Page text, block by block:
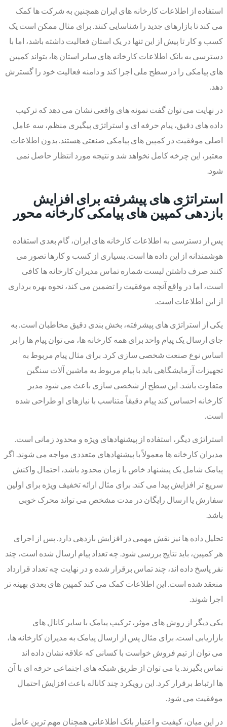
استفاده از اطلاعات کارخانه های ایران همچنین به شرکت ها کمک
می کند تا بازارهای جدید را شناسایی کنند. برای مثال ممکن است یک
کسب و کار تا پیش از این تنها در یک استان فعالیت داشته باشد، اما با
دسترسی به بانک اطلاعات کارخانه های سایر استان ها، بتواند کمپین
های پیامکی را در سطح ملی اجرا کند و دامنه فعالیت خود را گسترش
دهد.
در نهایت می توان گفت نمونه های واقعی نشان می دهد که ترکیب
داده های دقیق، پیام حرفه ای و استراتژی پیگیری منظم، سه عامل
اصلی موفقیت در کمپین های پیامکی صنعتی هستند. بدون اطلاعات
معتبر، این چرخه کامل نخواهد شد و نتیجه مورد انتظار حاصل نمی
شود.
استراتژی های پیشرفته برای افزایش
بازدهی کمپین های پیامکی کارخانه محور
پس از دسترسی به اطلاعات کارخانه های ایران، گام بعدی استفاده
هوشمندانه از این داده ها است. بسیاری از کسب و کارها تصور می
کنند صرف داشتن لیست شماره تماس مدیران کارخانه ها کافی
است، اما در واقع آنچه موفقیت را تضمین می کند، نحوه بهره برداری
از این اطلاعات است.
یکی از استراتژی های پیشرفته، بخش بندی دقیق مخاطبان است. به
جای ارسال یک پیام واحد برای همه کارخانه ها، می توان پیام ها را بر
اساس نوع صنعت شخصی سازی کرد. برای مثال پیام مربوط به
تجهیزات آزمایشگاهی باید با پیام مربوط به ماشین آلات سنگین
متفاوت باشد. این سطح از شخصی سازی باعث می شود مدیر
کارخانه احساس کند پیام دقیقاً متناسب با نیازهای او طراحی شده
است.
استراتژی دیگر، استفاده از پیشنهادهای ویژه و محدود زمانی است.
مدیران کارخانه ها معمولاً با پیشنهادهای متعددی مواجه می شوند. اگر
پیامک شامل یک پیشنهاد خاص با زمان محدود باشد، احتمال واکنش
سریع تر افزایش پیدا می کند. برای مثال ارائه تخفیف ویژه برای اولین
سفارش یا ارسال رایگان در مدت مشخص می تواند محرک خوبی
باشد.
تحلیل داده ها نیز نقش مهمی در افزایش بازدهی دارد. پس از اجرای
هر کمپین، باید نتایج بررسی شود. چه تعداد پیام ارسال شده است، چند
نفر پاسخ داده اند، چند تماس برقرار شده و در نهایت چه تعداد قرارداد
منعقد شده است. این اطلاعات کمک می کند کمپین های بعدی بهینه تر
اجرا شوند.
یکی دیگر از روش های موثر، ترکیب پیامک با سایر کانال های
بازاریابی است. برای مثال پس از ارسال پیامک به مدیران کارخانه ها،
می توان از تیم فروش خواست با کسانی که علاقه نشان داده اند
تماس بگیرند. یا می توان از طریق شبکه های اجتماعی حرفه ای با آن
ها ارتباط برقرار کرد. این رویکرد چند کاناله باعث افزایش احتمال
موفقیت می شود.
در این میان، کیفیت و اعتبار بانک اطلاعاتی همچنان مهم ترین عامل